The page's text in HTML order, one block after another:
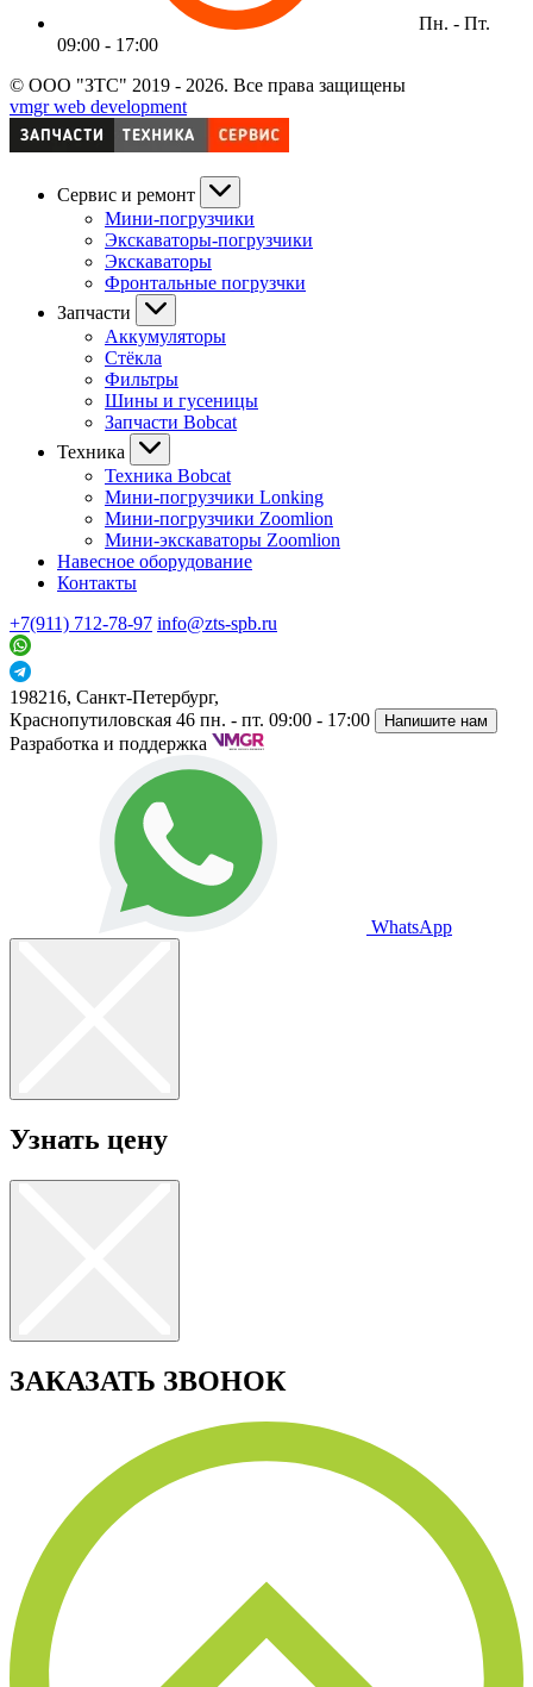
Пн. - Пт.
09:00 - 17:00
© ООО "ЗТС" 2019 - 2026. Все права защищены
vmgr web development
Сервис и ремонт
Мини-погрузчики
Экскаваторы-погрузчики
Экскаваторы
Фронтальные погрузчки
Запчасти
Аккумуляторы
Стёкла
Фильтры
Шины и гусеницы
Запчасти Bobcat
Техника
Техника Bobcat
Мини-погрузчики Lonking
Мини-погрузчики Zoomlion
Мини-экскаваторы Zoomlion
Навесное оборудование
Контакты
+7(911) 712-78-97 info@zts-spb.ru
198216, Санкт-Петербург,
Краснопутиловская 46 пн. - пт. 09:00 - 17:00 Напишите нам
Разработка и поддержка
WhatsApp
Узнать цену
ЗАКАЗАТЬ ЗВОНОК